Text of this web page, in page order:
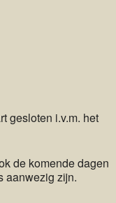
gesloten i.v.m. het
de komende dagen
aanwezig zijn.